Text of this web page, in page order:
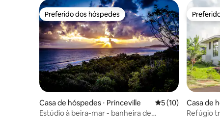
Preferido dos hóspedes
Preferido dos hóspedes
Casa de hóspedes ⋅ Princeville 5 de uma
5 (10)
Estúdio à beira-mar - banheira de
Casa de
Refúgio